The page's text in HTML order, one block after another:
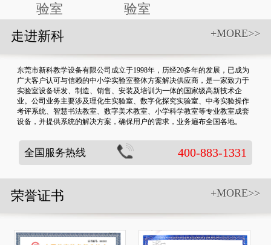
验室
验室
+MORE>>
走进新科
东莞市新科教学设备有限公司成立于1998年，历经20多年的发展，已成为
广大客户认可与信赖的中小学实验室整体方案解决供应商，是一家致力于
实验室设备研发、制造、销售、安装及培训为一体的国家级高新技术企
业。公司业务主要涉及理化生实验室、数字化探究实验室、中考实验操作
考评系统、智慧书法教室、数字美术教室、小学科学教室等专业教室成套
设备，并提供系统的解决方案，确保用户的需求，业务遍布全国各地。
全国服务热线 400-883-1331
+MORE>>
荣誉证书